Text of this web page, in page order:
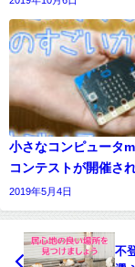
小さなコンピュータ
コンテストが開催さ
2019年5月4日
不